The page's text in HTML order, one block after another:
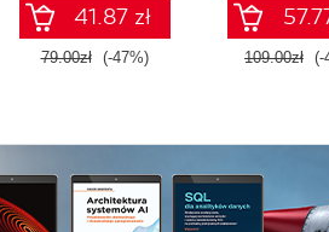
41.87 zł
79.00zł (-47%) 109.00zł (-